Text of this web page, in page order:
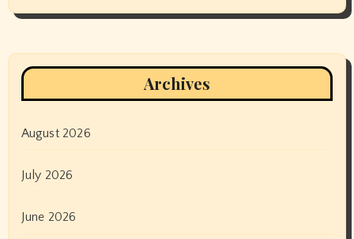
Archives
August 2026
July 2026
June 2026